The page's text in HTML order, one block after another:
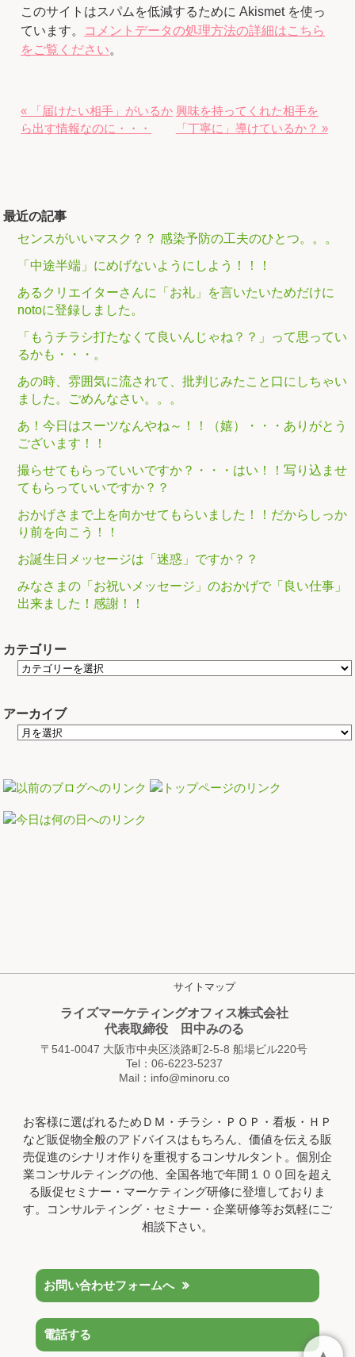
このサイトはスパムを低減するために Akismet を使っ
ています。
コメントデータの処理方法の詳細はこちら
をご覧ください。
« 「届けたい相手」がいるか
ら出す情報なのに・・・
興味を持ってくれた相手を
「丁寧に」導けているか？ »
最近の記事
センスがいいマスク？？ 感染予防の工夫のひとつ。。。
「中途半端」にめげないようにしよう！！！
あるクリエイターさんに「お礼」を言いたいためだけに
notoに登録しました。
「もうチラシ打たなくて良いんじゃね？？」って思ってい
るかも・・・。
あの時、雰囲気に流されて、批判じみたこと口にしちゃい
ました。ごめんなさい。。。
あ！今日はスーツなんやね～！！（嬉）・・・ありがとう
ございます！！
撮らせてもらっていいですか？・・・はい！！写り込ませ
てもらっていいですか？？
おかげさまで上を向かせてもらいました！！だからしっか
り前を向こう！！
お誕生日メッセージは「迷惑」ですか？？
みなさまの「お祝いメッセージ」のおかげで「良い仕事」
出来ました！感謝！！
カテゴリー
アーカイブ
サイトマップ
ライズマーケティングオフィス株式会社
代表取締役 田中みのる
〒541-0047 大阪市中央区淡路町2-5-8 船場ビル220号
Tel：06-6223-5237
Mail：info@minoru.co
お客様に選ばれるためＤＭ・チラシ・ＰＯＰ・看板・ＨＰ
など販促物全般のアドバイスはもちろん、価値を伝える販
売促進のシナリオ作りを重視するコンサルタント。個別企
業コンサルティングの他、全国各地で年間１００回を超え
る販促セミナー・マーケティング研修に登壇しておりま
す。コンサルティング・セミナー・企業研修等お気軽にご
相談下さい。
お問い合わせフォームへ
電話する